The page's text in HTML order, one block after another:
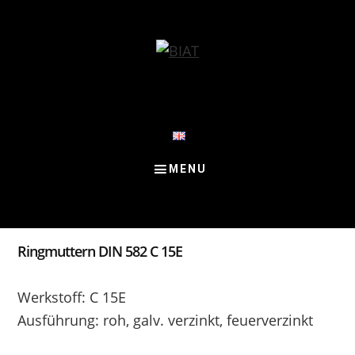
Ringmuttern DIN 582 C 15E
Werkstoff: C 15E
Ausführung: roh, galv. verzinkt, feuerverzinkt